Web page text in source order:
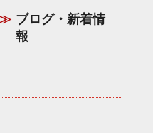
ブログ・新着情
報